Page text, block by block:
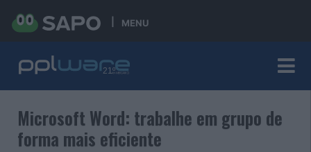
MENU
Microsoft Word: trabalhe em grupo de
forma mais eficiente